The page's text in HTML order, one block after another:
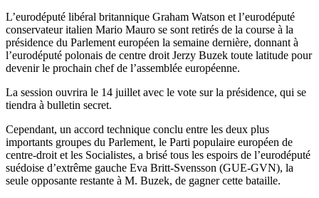
L’eurodéputé libéral britannique Graham Watson et l’eurodéputé
conservateur italien Mario Mauro se sont retirés de la course à la
présidence du Parlement européen la semaine dernière, donnant à
l’eurodéputé polonais de centre droit Jerzy Buzek toute latitude pour
devenir le prochain chef de l’assemblée européenne.
La session ouvrira le 14 juillet avec le vote sur la présidence, qui se
tiendra à bulletin secret.
Cependant, un accord technique conclu entre les deux plus
importants groupes du Parlement, le Parti populaire européen de
centre-droit et les Socialistes, a brisé tous les espoirs de l’eurodéputé
suédoise d’extrême gauche Eva Britt-Svensson (GUE-GVN), la
seule opposante restante à M. Buzek, de gagner cette bataille.